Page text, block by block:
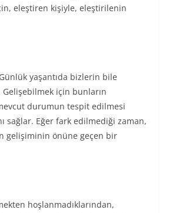
eleştiren kişiyle, eleştirilenin
yaşantıda bizlerin bile
Gelişebilmek için bunların
durumun tespit edilmesi
sağlar. Eğer fark edilmediği zaman,
gelişiminin önüne geçen bir
hoşlanmadıklarından,